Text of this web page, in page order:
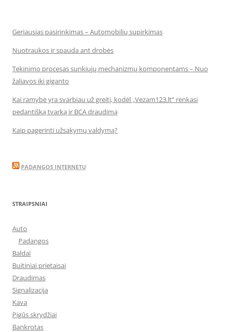
Geriausias pasirinkimas – Automobilių supirkimas
Nuotraukos ir spauda ant drobės
Tekinimo procesas sunkiųjų mechanizmų komponentams – Nuo
žaliavos iki giganto
Kai ramybė yra svarbiau už greitį, kodėl „Vezam123.lt“ renkasi
pedantišką tvarką ir BCA draudimą
Kaip pagerinti užsakymų valdymą?
PADANGOS INTERNETU
STRAIPSNIAI
Auto
Padangos
Baldai
Buitiniai prietaisai
Draudimas
Signalizacija
Kava
Pigūs skrydžiai
Bankrotas